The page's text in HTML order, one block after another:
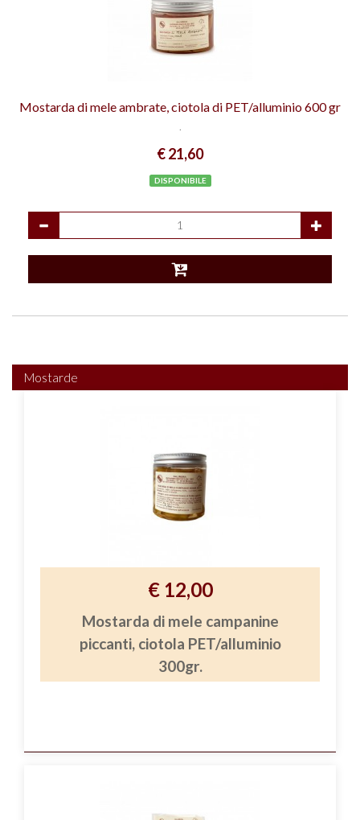
Mostarda di mele ambrate, ciotola di PET/alluminio 600 gr
.
€ 21,60
DISPONIBILE
Mostarde
€ 12,00
Mostarda di mele campanine
piccanti, ciotola PET/alluminio
300gr.